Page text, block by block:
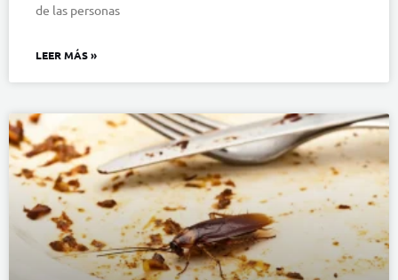
de las personas
LEER MÁS »